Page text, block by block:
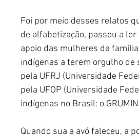
Foi por meio desses relatos
de alfabetização, passou a
apoio das mulheres da
indígenas a terem orgulho
pela UFRJ (Universidade
pela UFOP (Universidade
indígenas no Brasil: o
Quando sua a avó faleceu, a